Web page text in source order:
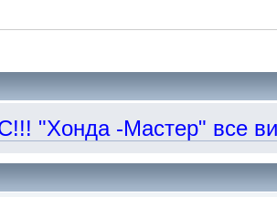
-Мастер" все